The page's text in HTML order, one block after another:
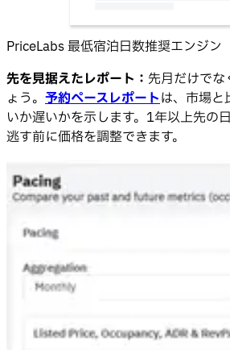
PriceLabs 最低宿泊日数推奨エンジン
先を見据えたレポート： 先月だけで
ょう。 予約ペースレポートは、市場と
いか遅いかを示します。1年以上先の
逃す前に価格を調整できます。